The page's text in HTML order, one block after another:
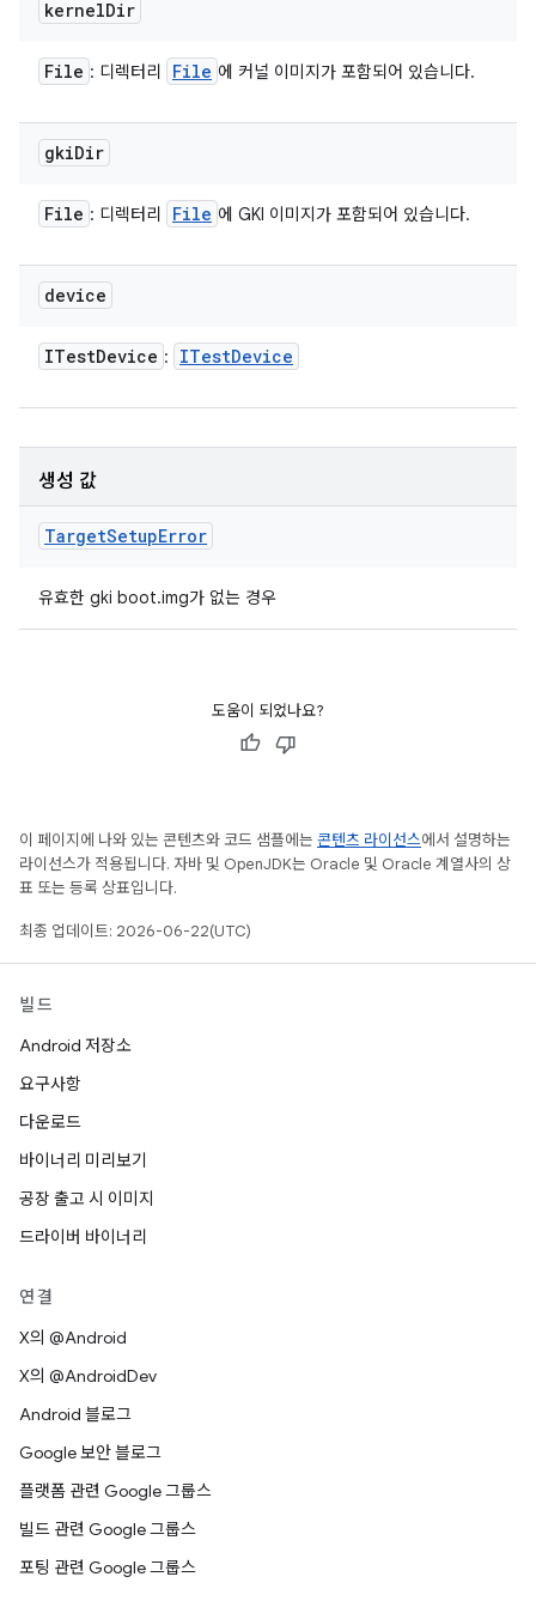
kernelDir
File : 디렉터리 File 에 커널 이미지가 포함되어 있습니다.
gkiDir
File : 디렉터리 File 에 GKI 이미지가 포함되어 있습니다.
device
ITestDevice : ITestDevice
생성 값
TargetSetupError
유효한 gki boot.img가 없는 경우
도움이 되었나요?
이 페이지에 나와 있는 콘텐츠와 코드 샘플에는 콘텐츠 라이선스에서 설명하는
라이선스가 적용됩니다. 자바 및 OpenJDK는 Oracle 및 Oracle 계열사의 상
표 또는 등록 상표입니다.
최종 업데이트: 2026-06-22(UTC)
빌드
Android 저장소
요구사항
다운로드
바이너리 미리보기
공장 출고 시 이미지
드라이버 바이너리
연결
X의 @Android
X의 @AndroidDev
Android 블로그
Google 보안 블로그
플랫폼 관련 Google 그룹스
빌드 관련 Google 그룹스
포팅 관련 Google 그룹스